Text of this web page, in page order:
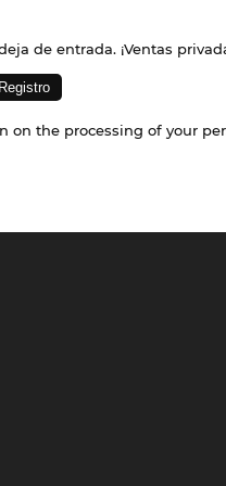
de entrada. ¡Ventas
on the processing of your